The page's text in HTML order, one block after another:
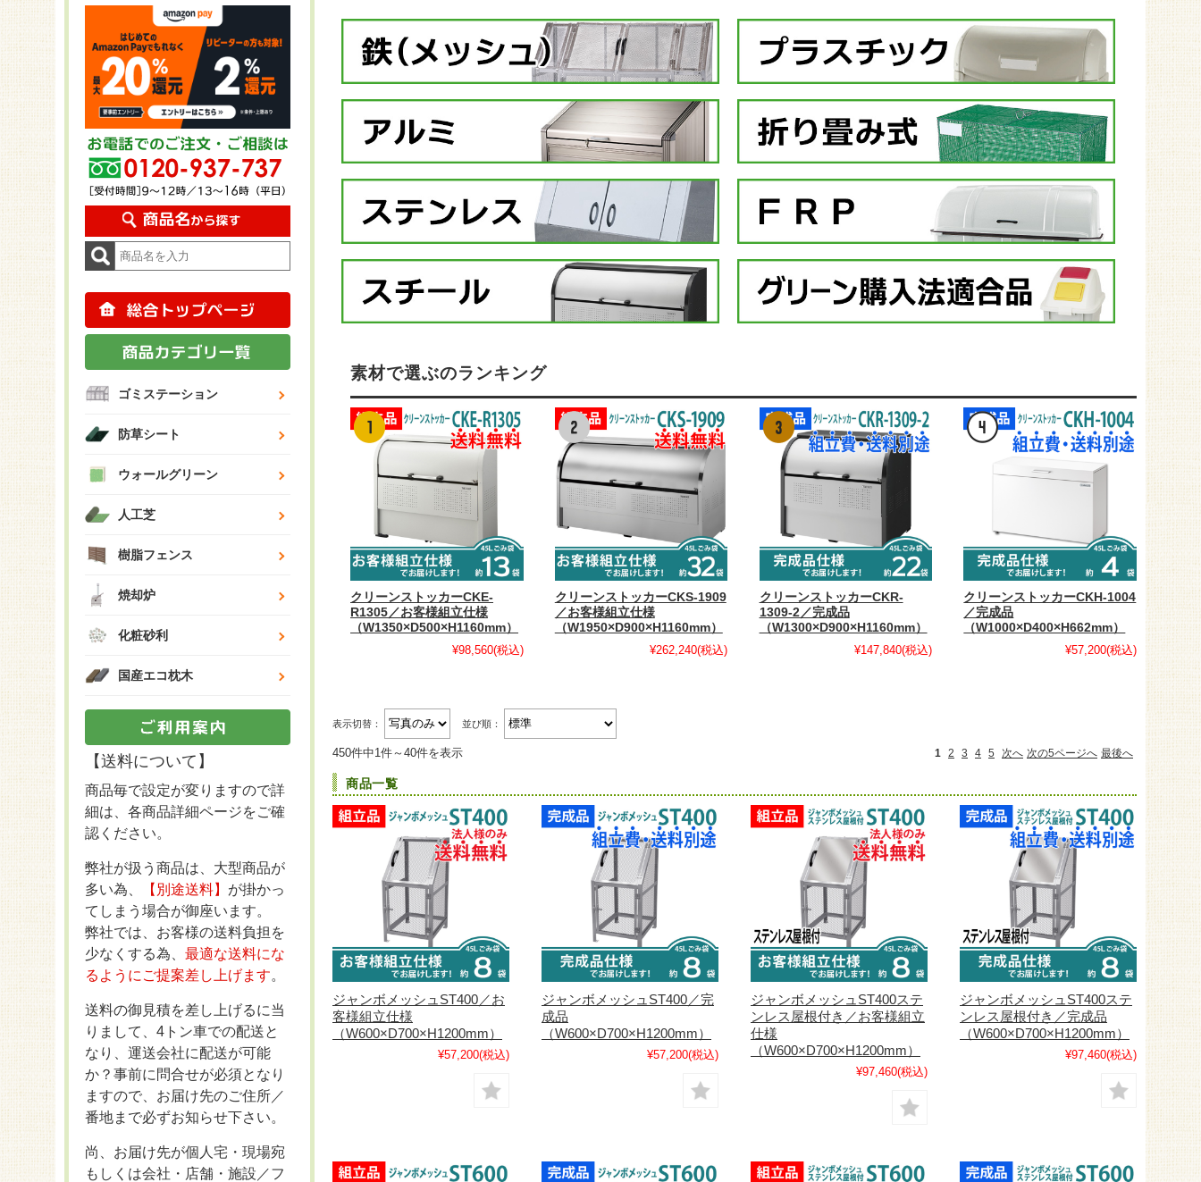
素材で選ぶのランキング
クリーンストッカーCKE-
R1305／お客様組立仕様
（W1350×D500×H1160mm）
¥98,560(税込)
クリーンストッカーCKS-1909
／お客様組立仕様
（W1950×D900×H1160mm）
¥262,240(税込)
クリーンストッカーCKR-
1309-2／完成品
（W1300×D900×H1160mm）
¥147,840(税込)
クリーンストッカーCKH-1004
／完成品
（W1000×D400×H662mm）
¥57,200(税込)
表示切替： 並び順：
450件中1件～40件を表示 1 2 3 4 5 次へ 次の5ページへ 最後へ
商品一覧
ジャンボメッシュST400／お
客様組立仕様
（W600×D700×H1200mm）
¥57,200(税込)
ジャンボメッシュST400／完
成品
（W600×D700×H1200mm）
¥57,200(税込)
ジャンボメッシュST400ステ
ンレス屋根付き／お客様組立
仕様
（W600×D700×H1200mm）
¥97,460(税込)
ジャンボメッシュST400ステ
ンレス屋根付き／完成品
（W600×D700×H1200mm）
¥97,460(税込)
ゴミステーション
防草シート
ウォールグリーン
人工芝
樹脂フェンス
焼却炉
化粧砂利
国産エコ枕木
【送料について】
商品毎で設定が変りますので詳
細は、各商品詳細ページをご確
認ください。
弊社が扱う商品は、大型商品が
多い為、
【別途送料】 が掛かっ
てしまう場合が御座います。
弊社では、お客様の送料負担を
少なくする為、 最適な送料にな
るようにご提案差し上げます。
送料の御見積を差し上げるに当
りまして、4トン車での配送と
なり、運送会社に配送が可能
か？事前に問合せが必須となり
ますので、お届け先のご住所／
番地まで必ずお知らせ下さい。
尚、お届け先が個人宅・現場宛
もしくは会社・店舗・施設／フ